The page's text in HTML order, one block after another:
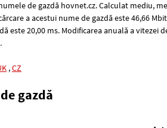
de gazdă hovnet.cz. Calculat mediu,
a acestui nume de gazdă este 46,66
este 20,00 ms. Modificarea anuală a vitezei
,CZ
gazdă